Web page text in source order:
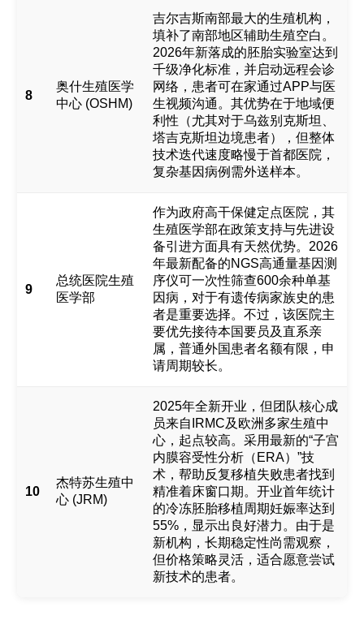
8
奥什生殖医学
中心 (OSHM)
吉尔吉斯南部最大的生殖机构，
填补了南部地区辅助生殖空白。
2026年新落成的胚胎实验室达到
千级净化标准，并启动远程会诊
网络，患者可在家通过APP与医
生视频沟通。其优势在于地域便
利性（尤其对于乌兹别克斯坦、
塔吉克斯坦边境患者），但整体
技术迭代速度略慢于首都医院，
复杂基因病例需外送样本。
9
总统医院生殖
医学部
作为政府高干保健定点医院，其
生殖医学部在政策支持与先进设
备引进方面具有天然优势。2026
年最新配备的NGS高通量基因测
序仪可一次性筛查600余种单基
因病，对于有遗传病家族史的患
者是重要选择。不过，该医院主
要优先接待本国要员及直系亲
属，普通外国患者名额有限，申
请周期较长。
10
杰特苏生殖中
心 (JRM)
2025年全新开业，但团队核心成
员来自IRMC及欧洲多家生殖中
心，起点较高。采用最新的“子宫
内膜容受性分析（ERA）”技
术，帮助反复移植失败患者找到
精准着床窗口期。开业首年统计
的冷冻胚胎移植周期妊娠率达到
55%，显示出良好潜力。由于是
新机构，长期稳定性尚需观察，
但价格策略灵活，适合愿意尝试
新技术的患者。